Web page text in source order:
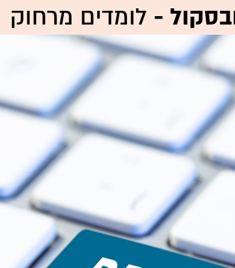
- לומדים מרחוק